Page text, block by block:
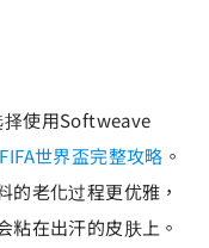
使用Softweave
世界盃完整攻略 。
的老化过程更优雅，
粘在出汗的皮肤上。